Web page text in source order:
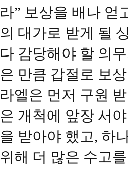
라” 보상을 배나 얻
의 대가로 받게 될
다 감당해야 할 의
은 만큼 갑절로 보
라엘은 먼저 구원
은 개척에 앞장 서
을 받아야 했고, 하
위해 더 많은 수고